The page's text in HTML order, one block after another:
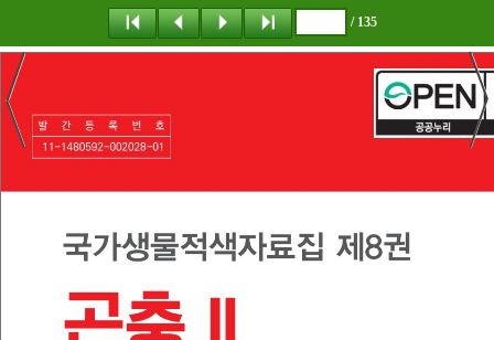
/ 135
탐 색 책갈피